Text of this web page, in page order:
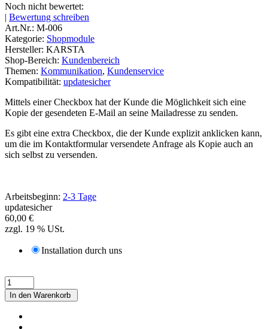
Noch nicht bewertet:
| Bewertung schreiben
Art.Nr.: M-006
Kategorie: Shopmodule
Hersteller: KARSTA
Shop-Bereich: Kundenbereich
Themen: Kommunikation, Kundenservice
Kompatibilität: updatesicher
Mittels einer Checkbox hat der Kunde die Möglichkeit sich eine
Kopie der gesendeten E-Mail an seine Mailadresse zu senden.
Es gibt eine extra Checkbox, die der Kunde explizit anklicken kann,
um die im Kontaktformular versendete Anfrage als Kopie auch an
sich selbst zu versenden.
Arbeitsbeginn: 2-3 Tage
updatesicher
60,00 €
zzgl. 19 % USt.
Installation durch uns
In den Warenkorb